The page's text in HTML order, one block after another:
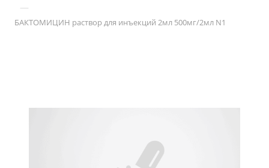
—
БАКТОМИЦИН раствор для инъекций 2мл 500мг/2мл N1